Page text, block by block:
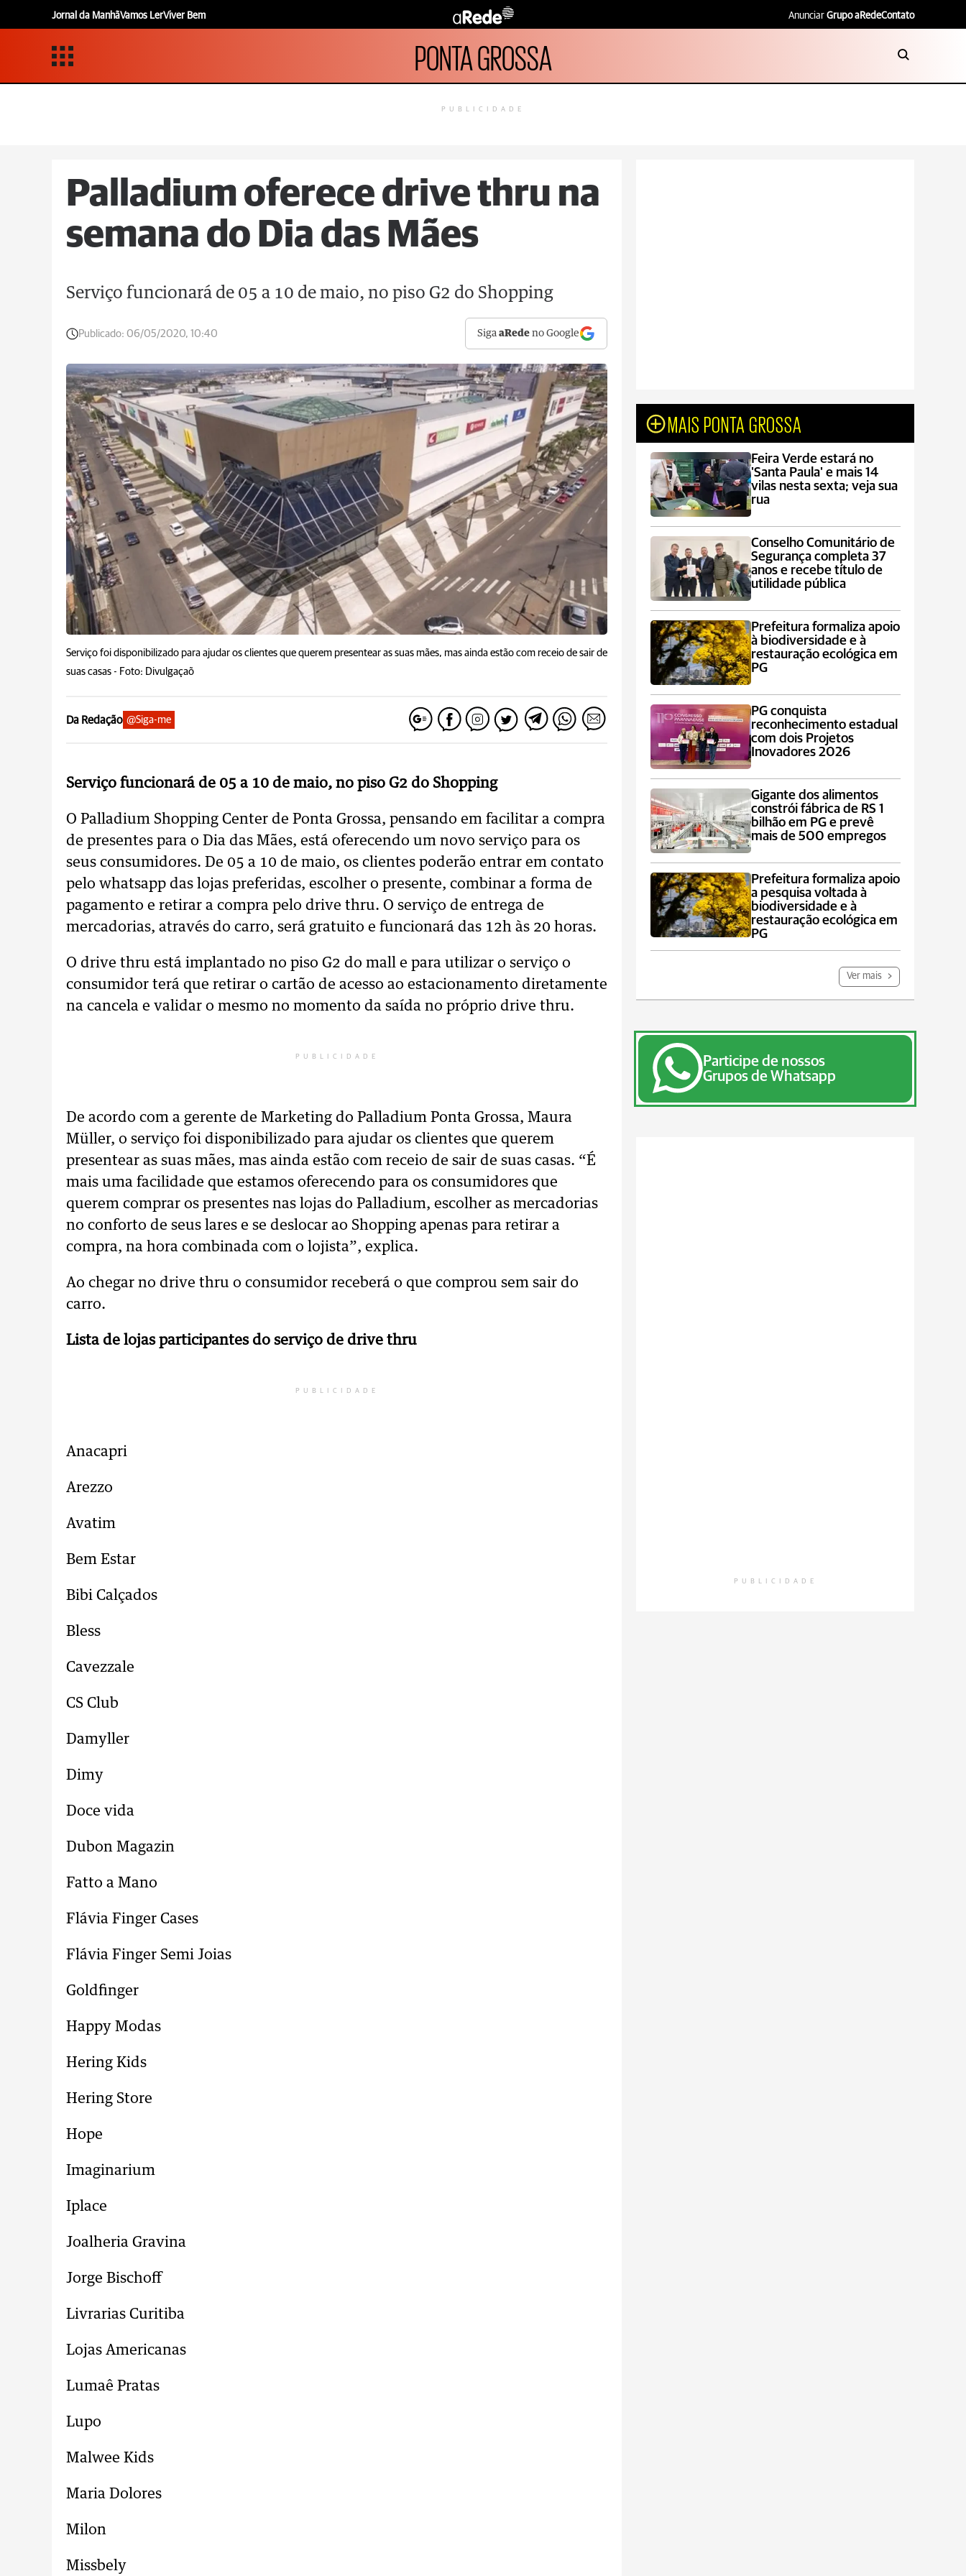
Jornal da ManhãVamos LerViver Bem Anunciar Grupo aRedeContato
PONTA GROSSA
PUBLICIDADE
Palladium oferece drive thru na
semana do Dia das Mães
Serviço funcionará de 05 a 10 de maio, no piso G2 do Shopping
Publicado: 06/05/2020, 10:40 SigaaRede no Google
Serviço foi disponibilizado para ajudar os clientes que querem presentear as suas mães, mas ainda estão com receio de sair de
suas casas - Foto: Divulgaçaõ
Da Redação @Siga-me
Serviço funcionará de 05 a 10 de maio, no piso G2 do Shopping
O Palladium Shopping Center de Ponta Grossa, pensando em facilitar a compra
de presentes para o Dia das Mães, está oferecendo um novo serviço para os
seus consumidores. De 05 a 10 de maio, os clientes poderão entrar em contato
pelo whatsapp das lojas preferidas, escolher o presente, combinar a forma de
pagamento e retirar a compra pelo drive thru. O serviço de entrega de
mercadorias, através do carro, será gratuito e funcionará das 12h às 20 horas.
O drive thru está implantado no piso G2 do mall e para utilizar o serviço o
consumidor terá que retirar o cartão de acesso ao estacionamento diretamente
na cancela e validar o mesmo no momento da saída no próprio drive thru.
PUBLICIDADE
De acordo com a gerente de Marketing do Palladium Ponta Grossa, Maura
Müller, o serviço foi disponibilizado para ajudar os clientes que querem
presentear as suas mães, mas ainda estão com receio de sair de suas casas. “É
mais uma facilidade que estamos oferecendo para os consumidores que
querem comprar os presentes nas lojas do Palladium, escolher as mercadorias
no conforto de seus lares e se deslocar ao Shopping apenas para retirar a
compra, na hora combinada com o lojista”, explica.
Ao chegar no drive thru o consumidor receberá o que comprou sem sair do
carro.
Lista de lojas participantes do serviço de drive thru
PUBLICIDADE
Anacapri
Arezzo
Avatim
Bem Estar
Bibi Calçados
Bless
Cavezzale
CS Club
Damyller
Dimy
Doce vida
Dubon Magazin
Fatto a Mano
Flávia Finger Cases
Flávia Finger Semi Joias
Goldfinger
Happy Modas
Hering Kids
Hering Store
Hope
Imaginarium
Iplace
Joalheria Gravina
Jorge Bischoff
Livrarias Curitiba
Lojas Americanas
Lumaê Pratas
Lupo
Malwee Kids
Maria Dolores
Milon
Missbely
MAIS PONTA GROSSA
Feira Verde estará no
'Santa Paula' e mais 14
vilas nesta sexta; veja sua
rua
Conselho Comunitário de
Segurança completa 37
anos e recebe título de
utilidade pública
Prefeitura formaliza apoio
à biodiversidade e à
restauração ecológica em
PG
PG conquista
reconhecimento estadual
com dois Projetos
Inovadores 2026
Gigante dos alimentos
constrói fábrica de RS 1
bilhão em PG e prevê
mais de 500 empregos
Prefeitura formaliza apoio
a pesquisa voltada à
biodiversidade e à
restauração ecológica em
PG
Ver mais
Participe de nossos
Grupos de Whatsapp
PUBLICIDADE